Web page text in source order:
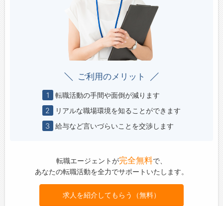
ご利用のメリット
1
転職活動の手間や面倒が減ります
2
リアルな職場環境を知ることができます
3
給与など言いづらいことを交渉します
転職エージェントが完全無料で、
あなたの転職活動を全力でサポートいたします。
求人を紹介してもらう（無料）